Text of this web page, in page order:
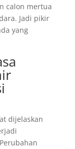
calon mertua
Jadi pikir
yang
dijelaskan